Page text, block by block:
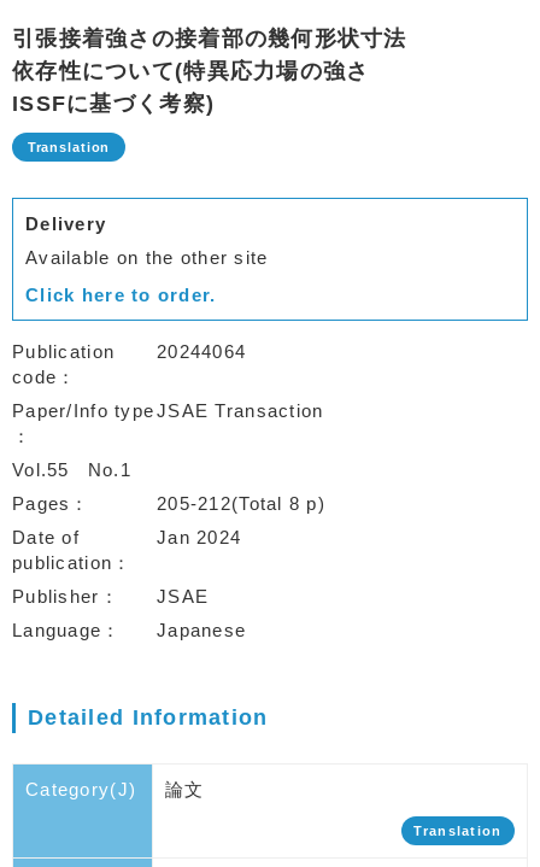
引張接着強さの接着部の幾何形状寸法
依存性について(特異応力場の強さ
ISSFに基づく考察)
Delivery
Available on the other site
Click here to order.
Publication
code
20244064
Paper/Info typeJSAE Transaction
Vol.55
No.1
Pages
205-212(Total 8 p)
Date of
publication
Jan 2024
Publisher
JSAE
Language
Japanese
Detailed Information
Category(J) 論文
Translation